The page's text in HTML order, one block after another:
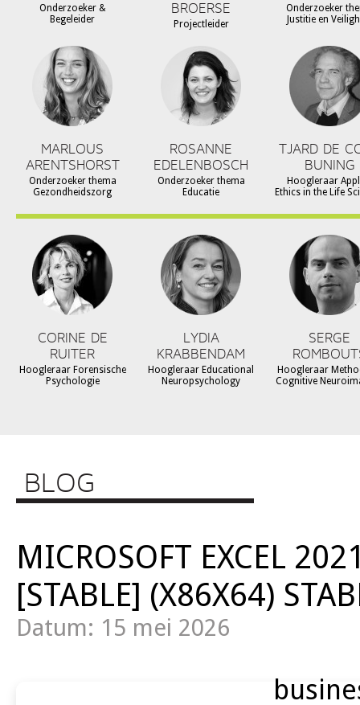
Onderzoeker &
Begeleider
BROERSE
Projectleider
Onderzoeker
Justitie en
MARLOUS
ARENTSHORST
Onderzoeker thema
Gezondheidszorg
ROSANNE
EDELENBOSCH
Onderzoeker thema
Educatie
TJARD DE
BUNING
Hoogleraar
Ethics in the Life
CORINE DE
RUITER
Hoogleraar Forensische
Psychologie
LYDIA
KRABBENDAM
Hoogleraar Educational
Neuropsychology
SERGE
Hoogleraar
Cognitive
BLOG
MICROSOFT EXCEL
[STABLE] (X86X64)
Datum: 15 mei 2026